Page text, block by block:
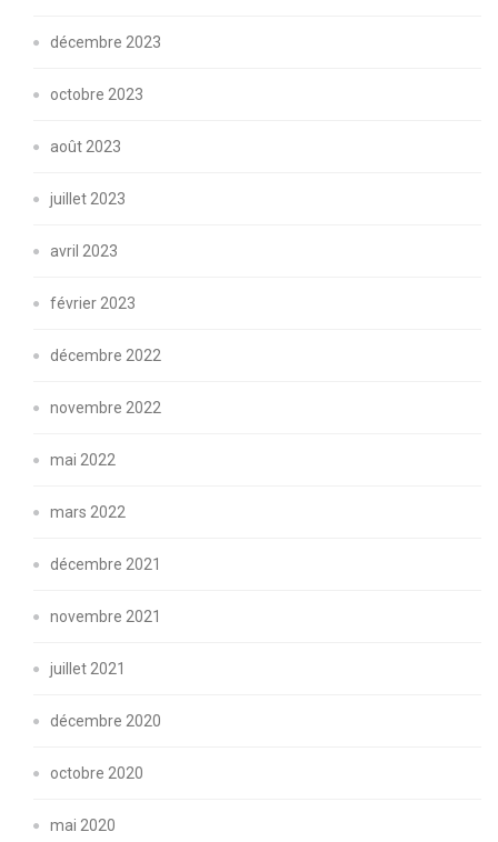
décembre 2023
octobre 2023
août 2023
juillet 2023
avril 2023
février 2023
décembre 2022
novembre 2022
mai 2022
mars 2022
décembre 2021
novembre 2021
juillet 2021
décembre 2020
octobre 2020
mai 2020